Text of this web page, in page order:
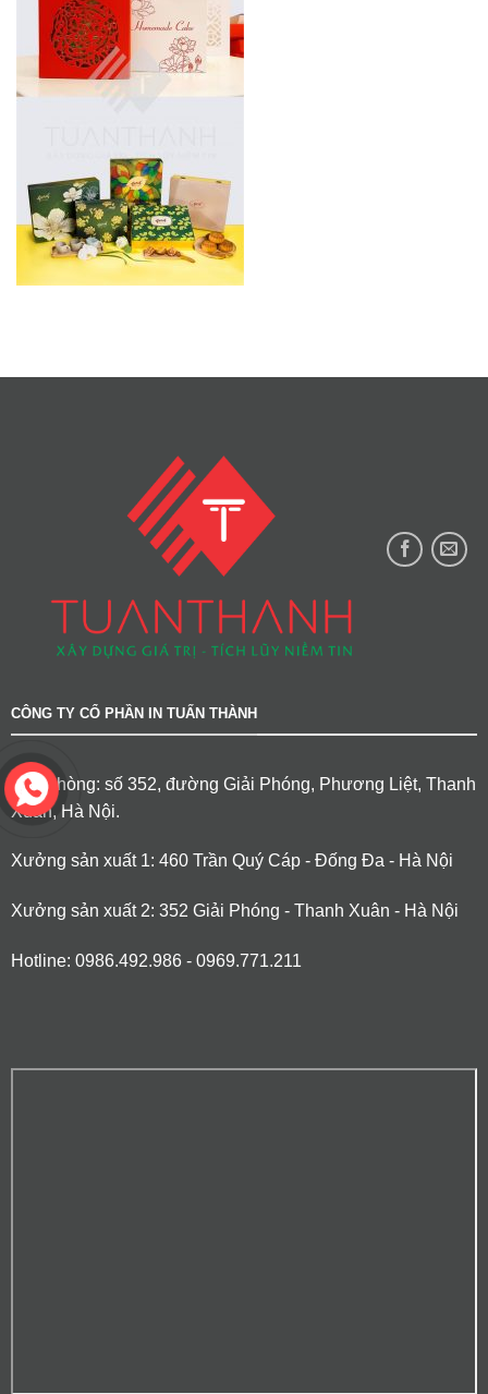
CÔNG TY CỔ PHẦN IN TUẤN THÀNH
Văn phòng: số 352, đường Giải Phóng, Phương Liệt, Thanh
Xuân, Hà Nội.
Xưởng sản xuất 1: 460 Trần Quý Cáp - Đống Đa - Hà Nội
Xưởng sản xuất 2: 352 Giải Phóng - Thanh Xuân - Hà Nội
Hotline: 0986.492.986 - 0969.771.211